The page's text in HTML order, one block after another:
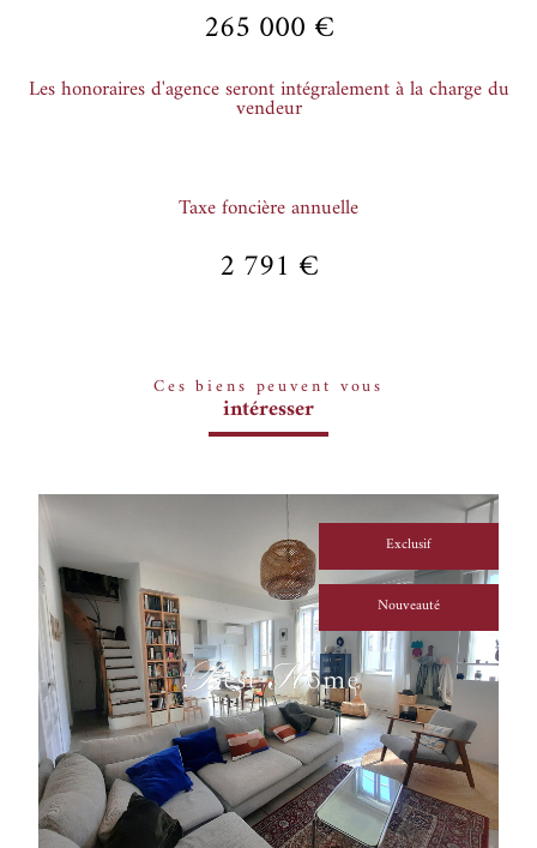
265 000 €
Les honoraires d'agence seront intégralement à la charge du
vendeur
Taxe foncière annuelle
2 791 €
Ces biens peuvent vous
intéresser
Exclusif
Nouveauté
voir le bien